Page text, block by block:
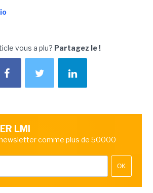
vous a plu? Partagez le !
LMI
comme plus de 50000
OK